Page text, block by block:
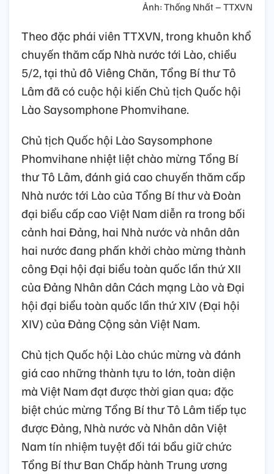
Ảnh: Thống Nhất – TTXVN
Theo đặc phái viên TTXVN, trong khuôn khổ
chuyến thăm cấp Nhà nước tới Lào, chiều
5/2, tại thủ đô Viêng Chăn, Tổng Bí thư Tô
Lâm đã có cuộc hội kiến Chủ tịch Quốc hội
Lào Saysomphone Phomvihane.
Chủ tịch Quốc hội Lào Saysomphone
Phomvihane nhiệt liệt chào mừng Tổng Bí
thư Tô Lâm, đánh giá cao chuyến thăm cấp
Nhà nước tới Lào của Tổng Bí thư và Đoàn
đại biểu cấp cao Việt Nam diễn ra trong bối
cảnh hai Đảng, hai Nhà nước và nhân dân
hai nước đang phấn khởi chào mừng thành
công Đại hội đại biểu toàn quốc lần thứ XII
của Đảng Nhân dân Cách mạng Lào và Đại
hội đại biểu toàn quốc lần thứ XIV (Đại hội
XIV) của Đảng Cộng sản Việt Nam.
Chủ tịch Quốc hội Lào chúc mừng và đánh
giá cao những thành tựu to lớn, toàn diện
mà Việt Nam đạt được thời gian qua; đặc
biệt chúc mừng Tổng Bí thư Tô Lâm tiếp tục
được Đảng, Nhà nước và Nhân dân Việt
Nam tín nhiệm tuyệt đối tái bầu giữ chức
Tổng Bí thư Ban Chấp hành Trung ương